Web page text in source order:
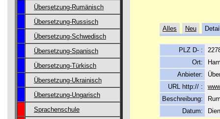
Übersetzung-Rumänisch
Übersetzung-Russisch
Übersetzung-Schwedisch
Übersetzung-Spanisch
Übersetzung-Türkisch
Übersetzung-Ukrainisch
Übersetzung-Ungarisch
Sprachenschule
Alles Neu
PLZ D- :
Ort:
Anbieter:
URL http:// :
Beschreibung:
Datum: